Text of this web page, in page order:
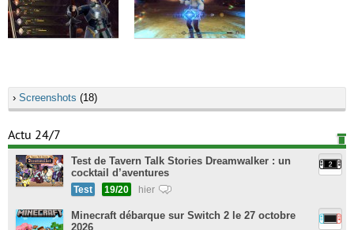
› Screenshots (18)
Actu 24/7
Test de Tavern Talk Stories Dreamwalker : un
cocktail d’aventures
Test 19/20 hier
Minecraft débarque sur Switch 2 le 27 octobre
2026